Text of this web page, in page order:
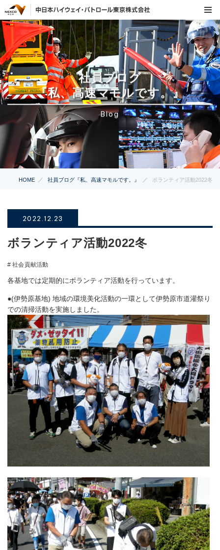
社員ブログ
『私、高速マモルです。』
Blog
HOME 社員ブログ『私、高速マモルです。』 ボランティア活動2022冬
2022.12.23
ボランティア活動2022冬
# 社会貢献活動
各基地では定期的にボランティア活動を行っています。
●(伊勢原基地) 地域の環境美化活動の一環として伊勢原市道灌祭り
での清掃活動を実施しました。